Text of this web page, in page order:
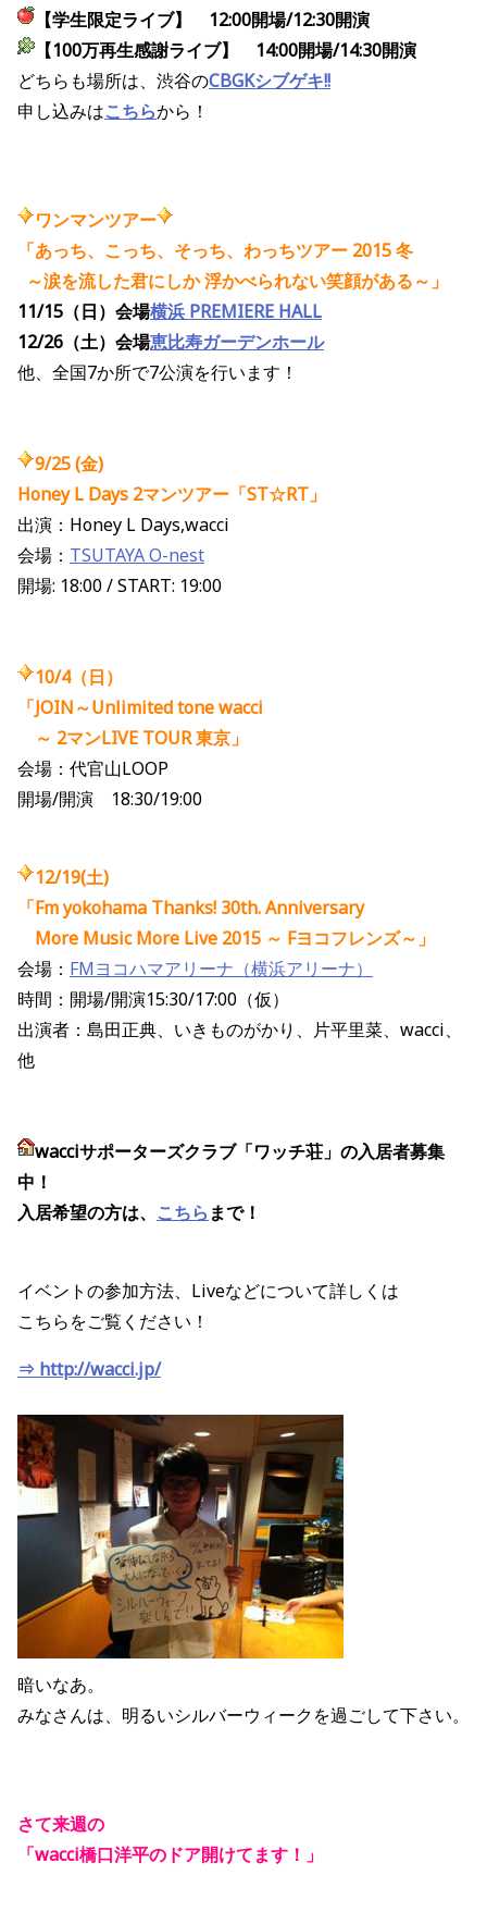
【学生限定ライブ】 12:00開場/12:30開演
【100万再生感謝ライブ】 14:00開場/14:30開演
どちらも場所は、渋谷のCBGKシブゲキ!!
申し込みはこちらから！
ワンマンツアー
「あっち、こっち、そっち、わっちツアー 2015 冬
～涙を流した君にしか 浮かべられない笑顔がある～」
11/15（日）会場横浜 PREMIERE HALL
12/26（土）会場恵比寿ガーデンホール
他、全国7か所で7公演を行います！
9/25 (金)
Honey L Days 2マンツアー「ST☆RT」
出演：Honey L Days,wacci
会場： TSUTAYA O-nest
開場: 18:00 / START: 19:00
10/4（日）
「JOIN～Unlimited tone wacci
～ 2マンLIVE TOUR 東京」
会場：代官山LOOP
開場/開演 18:30/19:00
12/19(土)
「Fm yokohama Thanks! 30th. Anniversary
More Music More Live 2015 ～ Fヨコフレンズ～」
会場： FMヨコハマアリーナ（横浜アリーナ）
時間：開場/開演15:30/17:00（仮）
出演者：島田正典、いきものがかり、片平里菜、wacci、
他
wacciサポーターズクラブ「ワッチ荘」の入居者募集
中！
入居希望の方は、 こちら まで！
イベントの参加方法、Liveなどについて詳しくは
こちらをご覧ください！
⇒ http://wacci.jp/
暗いなあ。
みなさんは、明るいシルバーウィークを過ごして下さい。
さて来週の
「wacci橋口洋平のドア開けてます！」